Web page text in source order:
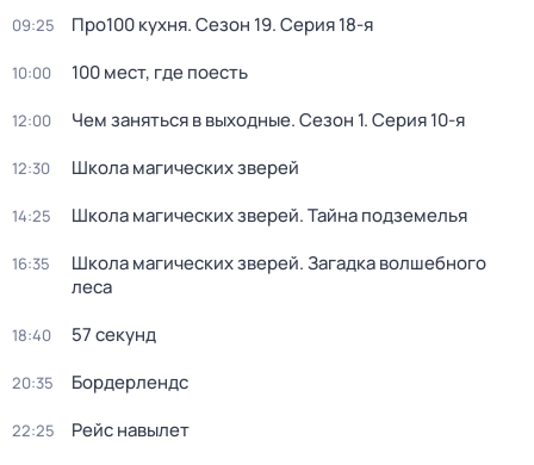
09:25 Про100 кухня. Сезон 19. Серия 18-я
10:00 100 мест, где поесть
12:00 Чем заняться в выходные. Сезон 1. Серия 10-я
12:30 Школа магических зверей
14:25 Школа магических зверей. Тайна подземелья
16:35
Школа магических зверей. Загадка волшебного
леса
18:40 57 секунд
20:35 Бордерлендс
22:25 Рейс навылет